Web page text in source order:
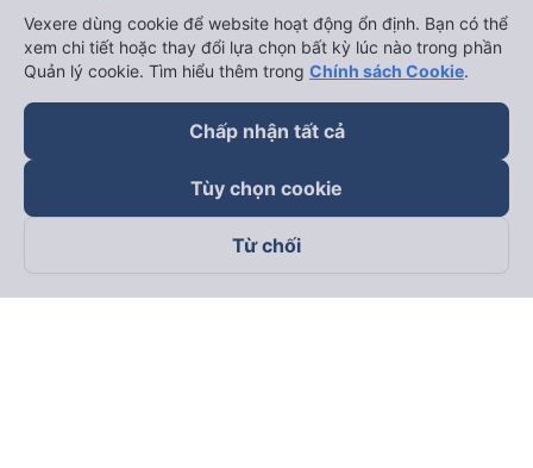
Theo dõi chúng tôi trên
Vexere dùng cookie để website hoạt động ổn định. Bạn có thể
xem chi tiết hoặc thay đổi lựa chọn bất kỳ lúc nào trong phần
Quản lý cookie. Tìm hiểu thêm trong Chính sách Cookie.
Chấp nhận tất cả
Tùy chọn cookie
Từ chối